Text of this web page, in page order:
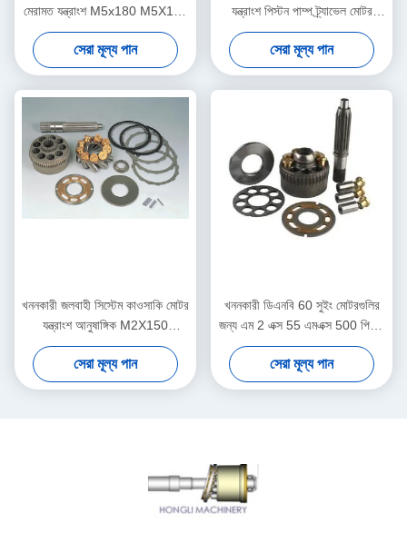
মেরামত যন্ত্রাংশ M5x180 M5X160
কাস্টমাইজড
সেরা মূল্য পান
যন্ত্রাংশ পিস্টন পাম্প ট্র্যাভেল মোটর
প্রতিস্থাপন
সেরা মূল্য পান
খননকারী জলবাহী সিস্টেম কাওসাকি মোটর
যন্ত্রাংশ আনুষাঙ্গিক M2X150
ISO9001 - 2000
সেরা মূল্য পান
খননকারী ডিএনবি 60 সুইং মোটরগুলির
জন্য এম 2 এক্স 55 এমএক্স 500 পিস্টন
কাওয়াসাকি হাইড্রোলিক মোটর পার্টস
সেরা মূল্য পান